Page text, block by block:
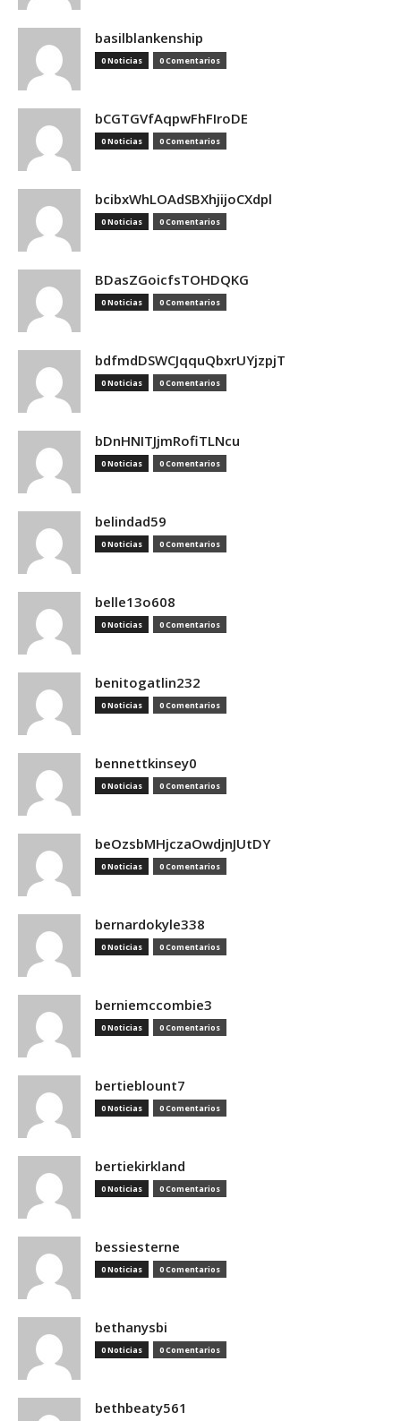
basilblankenship
0 Noticias 0 Comentarios
bCGTGVfAqpwFhFIroDE
0 Noticias 0 Comentarios
bcibxWhLOAdSBXhjijoCXdpl
0 Noticias 0 Comentarios
BDasZGoicfsTOHDQKG
0 Noticias 0 Comentarios
bdfmdDSWCJqquQbxrUYjzpjT
0 Noticias 0 Comentarios
bDnHNITJjmRofiTLNcu
0 Noticias 0 Comentarios
belindad59
0 Noticias 0 Comentarios
belle13o608
0 Noticias 0 Comentarios
benitogatlin232
0 Noticias 0 Comentarios
bennettkinsey0
0 Noticias 0 Comentarios
beOzsbMHjczaOwdjnJUtDY
0 Noticias 0 Comentarios
bernardokyle338
0 Noticias 0 Comentarios
berniemccombie3
0 Noticias 0 Comentarios
bertieblount7
0 Noticias 0 Comentarios
bertiekirkland
0 Noticias 0 Comentarios
bessiesterne
0 Noticias 0 Comentarios
bethanysbi
0 Noticias 0 Comentarios
bethbeaty561